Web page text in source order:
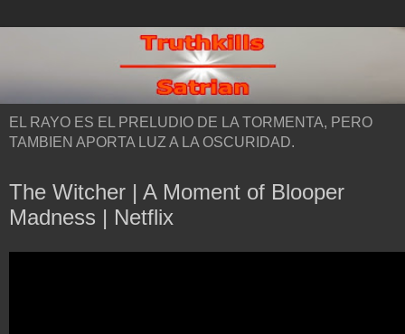
EL RAYO ES EL PRELUDIO DE LA TORMENTA, PERO
TAMBIEN APORTA LUZ A LA OSCURIDAD.
The Witcher | A Moment of Blooper
Madness | Netflix